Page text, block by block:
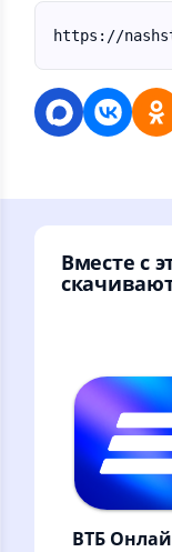
https://
Вместе с
ВТБ